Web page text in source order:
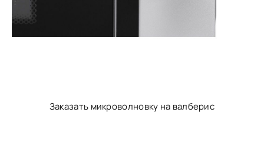
Заказать микроволновку на валберис